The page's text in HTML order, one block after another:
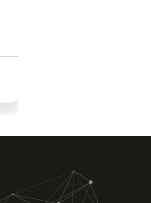
ve İnşaat sektöründe faaliyet
ilke edinmiştir. Tecrübeli
hizmetleri taahhüt konularında